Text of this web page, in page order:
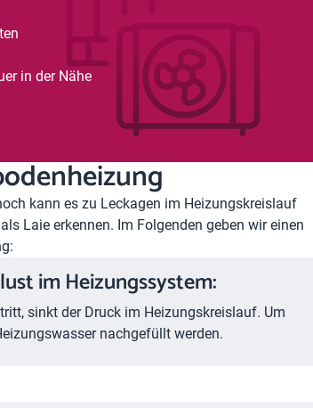
in der Nähe
kann es zu Leckagen im Heizungskreislauf
Laie erkennen. Im Folgenden geben wir einen
im Heizungssystem:
sinkt der Druck im Heizungskreislauf. Um
nachgefüllt werden.